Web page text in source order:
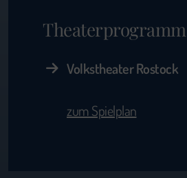
Theaterprogramm
Volkstheater Rostock
zum Spielplan